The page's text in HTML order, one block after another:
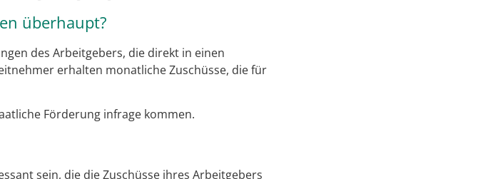
überhaupt?
des Arbeitgebers, die direkt in einen
erhalten monatliche Zuschüsse, die für
Förderung infrage kommen.
sein, die die Zuschüsse ihres Arbeitgebers